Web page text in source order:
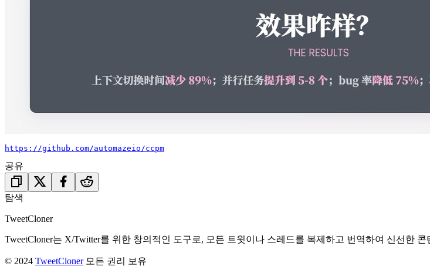
https://github.com/automazeio/ccpm
공유
탐색
TweetCloner
TweetCloner는 X/Twitter를 위한 창의적인 도구로, 모든 트윗이나 스레드를 복제하고 번역하여 신선한
© 2024 TweetCloner 모든 권리 보유